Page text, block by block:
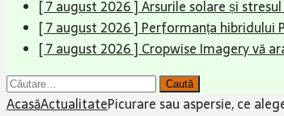
[ 7 august 2026 ]Arsurile solare și
[ 7 august 2026 ]Performanța hibridului
[ 7 august 2026 ]Cropwise Imagery vă
Caută
după:
AcasăActualitatePicurare sau aspersie, ce